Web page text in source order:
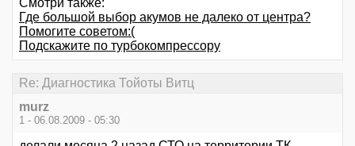
Где большой выбор акумов не далеко от центра?
Помогите советом:(
Подскажите по турбокомпрессору
Re: Диагностика Тойоты Витц
murz
1 - 06.08.2009 - 05:30